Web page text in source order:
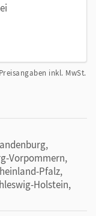
inkl. MwSt.
Vorpommern,
Pfalz,
Holstein,